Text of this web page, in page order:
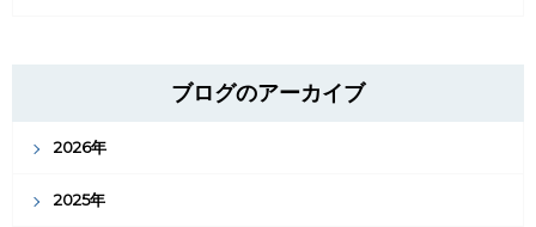
ブログのアーカイブ
2026年
2025年